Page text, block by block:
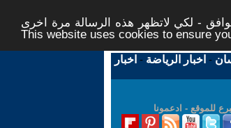
- لكي لاتظهر هذه الرسالة مرة اخرى -
This website uses cookies to ensure
- اخبار الرياضة - اخبار
للموقع - ادعمونا